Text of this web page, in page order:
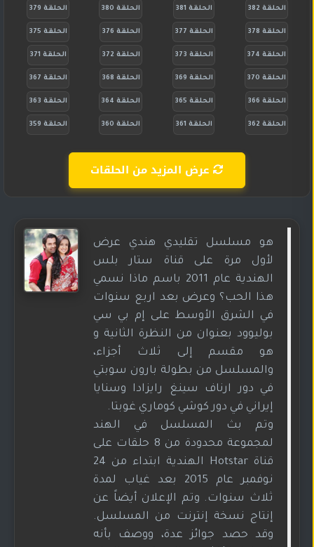
الحلقة 382 الحلقة 381 الحلقة 380 الحلقة 379
الحلقة 378 الحلقة 377 الحلقة 376 الحلقة 375
الحلقة 374 الحلقة 373 الحلقة 372 الحلقة 371
الحلقة 370 الحلقة 369 الحلقة 368 الحلقة 367
الحلقة 366 الحلقة 365 الحلقة 364 الحلقة 363
الحلقة 362 الحلقة 361 الحلقة 360 الحلقة 359
عرض المزيد من الحلقات
هو مسلسل تقليدي هندي عرض
لأول مرة على قناة ستار بلس
الهندية عام 2011 باسم ماذا نسمي
هذا الحب؟ وعرض بعد اربع سنوات
في الشرق الأوسط على إم بي سي
بوليوود بعنوان من النظرة الثانية و
هو مقسم إلى ثلاث أجزاء،
والمسلسل من بطولة بارون سوبتي
في دور ارناف سينغ رايزادا وسنايا
إيراني في دور كوشي كوماري غوبتا.
وتم بث المسلسل في الهند
لمجموعة محدودة من 8 حلقات على
قناة Hotstar الهندية ابتداء من 24
نوفمبر عام 2015 بعد غياب لمدة
ثلاث سنوات. وتم الإعلان أيضاً عن
إنتاج نسخة إنترنت من المسلسل.
وقد حصد جوائز عدة، ووصف بأنه